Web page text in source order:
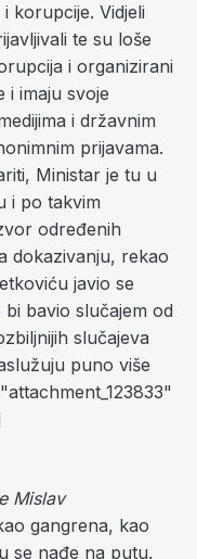
korupcije. Vidjeli
te su loše
i organizirani
i imaju svoje
i državnim
prijavama.
Ministar je tu u
i po takvim
određenih
dokazivanju, rekao
javio se
bi bavio slučajem od
slučajeva
puno više
Mislav
gangrena, kao
se nađe na putu.